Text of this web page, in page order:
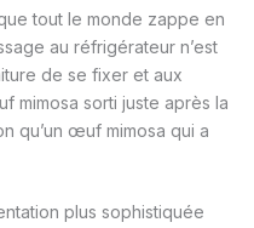
que tout le monde zappe en
au réfrigérateur n’est
de se fixer et aux
mimosa sorti juste après la
qu’un œuf mimosa qui a
plus sophistiquée